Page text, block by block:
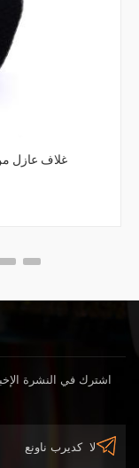
غلاف عازل من
اشترك في النشرة